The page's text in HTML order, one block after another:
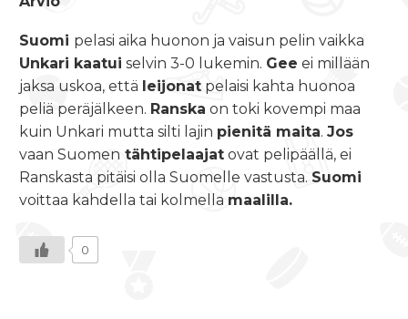
Suomi pelasi aika huonon ja vaisun pelin vaikka
Unkari kaatui selvin 3-0 lukemin. Gee ei millään
jaksa uskoa, että leijonat pelaisi kahta huonoa
peliä peräjälkeen. Ranska on toki kovempi maa
kuin Unkari mutta silti lajin pienitä maita. Jos
vaan Suomen tähtipelaajat ovat pelipäällä, ei
Ranskasta pitäisi olla Suomelle vastusta. Suomi
voittaa kahdella tai kolmella maalilla.
0